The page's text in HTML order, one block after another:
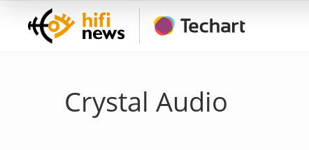
Crystal Audio